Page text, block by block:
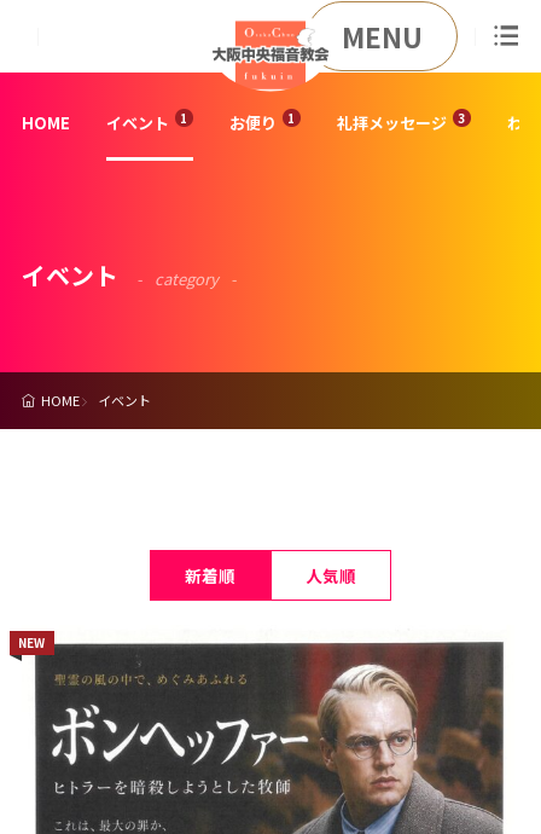
MENU
HOME イベント お便り 礼拝メッセージ わ
イベント category
HOME イベント
新着順 人気順
NEW